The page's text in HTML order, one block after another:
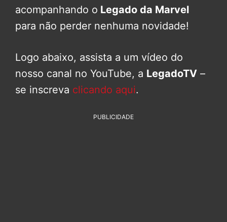
acompanhando o Legado da Marvel
para não perder nenhuma novidade!
Logo abaixo, assista a um vídeo do
nosso canal no YouTube, a LegadoTV –
se inscreva clicando aqui.
PUBLICIDADE